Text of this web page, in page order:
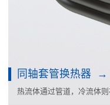
同轴套管换热器
热流体通过管道，冷流体